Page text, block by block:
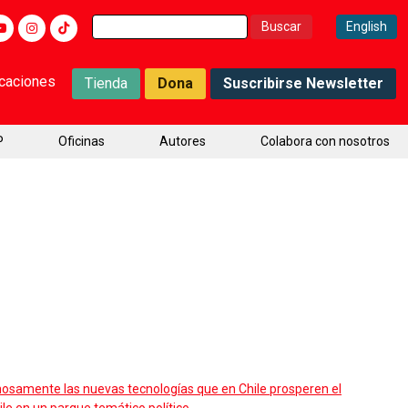
Buscar: English
Tienda Dona Suscribirse Newsletter
Oficinas Autores Colabora con nosotros
las nuevas tecnologías que en Chile prosperen el